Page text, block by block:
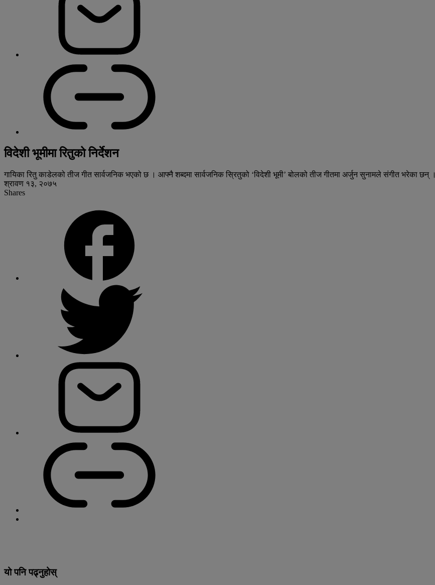
विदेशी भूमीमा रितुको निर्देशन
गायिका रितु काडेलको तीज गीत सार्वजनिक भएको छ । आफ्नै शब्दमा सार्वजनिक स्रितुको ‘विदेशी भूमी’ बोलको तीज गीतमा अर्जुन सुनामले संगीत भरेका छन् ।
श्रावण १३, २०७५
Shares
यो पनि पढ्नुहोस्